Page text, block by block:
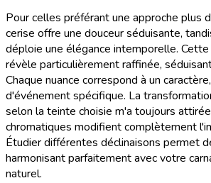
Pour celles préférant une approche plus
cerise offre une douceur séduisante,
déploie une élégance intemporelle.
révèle particulièrement raffinée,
Chaque nuance correspond à un
d'événement spécifique. La
selon la teinte choisie m'a toujours
chromatiques modifient complètement
Étudier différentes déclinaisons permet
harmonisant parfaitement avec votre
naturel.